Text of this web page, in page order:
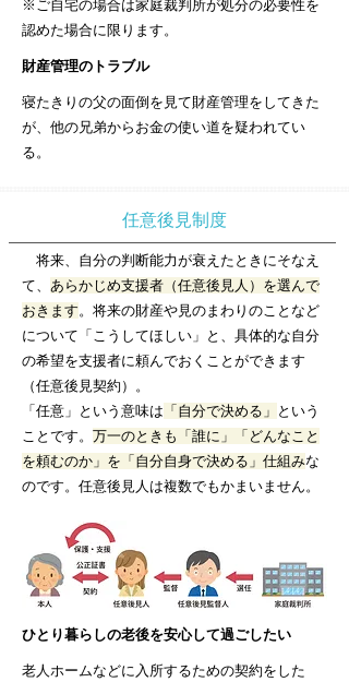
※ご自宅の場合は家庭裁判所が処分の必要性を
認めた場合に限ります。
財産管理のトラブル
寝たきりの父の面倒を見て財産管理をしてきた
が、他の兄弟からお金の使い道を疑われてい
る。
任意後見制度
将来、自分の判断能力が衰えたときにそなえ
て、 あらかじめ支援者（任意後見人）を選んで
おきます。将来の財産や見のまわりのことなど
について「こうしてほしい」と、具体的な自分
の希望を支援者に頼んでおくことができます
（任意後見契約）。
​「任意」という意味は 「自分で決める」 という
ことです。 万一のときも「誰に」「どんなこと
を頼むのか」を「自分自身で決める」仕組みな
のです。任意後見人は複数でもかまいません。
ひとり暮らしの老後を安心して過ごしたい
老人ホームなどに入所するための契約をした